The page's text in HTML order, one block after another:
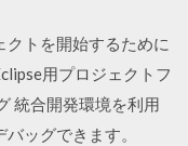
トを開始するために
用プロジェクトフ
統合開発環境を利用
ッグできます。